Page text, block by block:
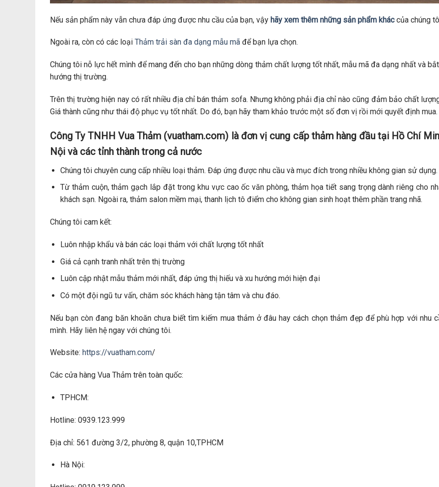
Nếu sản phẩm này vẫn chưa đáp ứng được nhu cầu của bạn, vậy hãy xem thêm những sản phẩm khác của chúng
Ngoài ra, còn có các loại Thảm trải sàn đa dạng mẫu mã để bạn lựa chọn.
Chúng tôi nỗ lực hết mình để mang đến cho bạn những dòng thảm chất lượng tốt nhất, mẫu mã đa dạng nhất và
hướng thị trường.
Trên thị trường hiện nay có rất nhiều địa chỉ bán thảm sofa. Nhưng không phải địa chỉ nào cũng đảm bảo chất
Giá thành cũng như thái độ phục vụ tốt nhất. Do đó, bạn hãy tham khảo trước một số đơn vị rồi mới quyết định mua.
Công Ty TNHH Vua Thảm (vuatham.com) là đơn vị cung cấp thảm hàng đầu tại Hồ Chí
Nội và các tỉnh thành trong cả nước
Chúng tôi chuyên cung cấp nhiều loại thảm. Đáp ứng được nhu cầu và mục đích trong nhiều không gian sử dụng.
Từ thảm cuộn, thảm gạch lắp đặt trong khu vực cao ốc văn phòng, thảm họa tiết sang trọng dành riêng cho
khách sạn. Ngoài ra, thảm salon mềm mại, thanh lịch tô điểm cho không gian sinh hoạt thêm phần trang nhã.
Chúng tôi cam kết:
Luôn nhập khẩu và bán các loại thảm với chất lượng tốt nhất
Giá cả cạnh tranh nhất trên thị trường
Luôn cập nhật mẫu thảm mới nhất, đáp ứng thị hiếu và xu hướng mới hiện đại
Có một đội ngũ tư vấn, chăm sóc khách hàng tận tâm và chu đáo.
Nếu bạn còn đang băn khoăn chưa biết tìm kiếm mua thảm ở đâu hay cách chọn thảm đẹp để phù hợp với nhu
mình. Hãy liên hệ ngay với chúng tôi.
Website: https://vuatham.com/
Các cửa hàng Vua Thảm trên toàn quốc:
TPHCM:
Hotline: 0939.123.999
Địa chỉ: 561 đường 3/2, phường 8, quận 10,TPHCM
Hà Nội: